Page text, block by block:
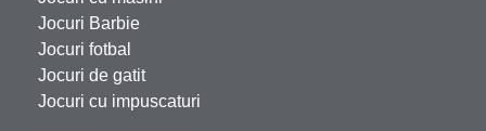
Jocuri Barbie
Jocuri fotbal
Jocuri de gatit
Jocuri cu impuscaturi